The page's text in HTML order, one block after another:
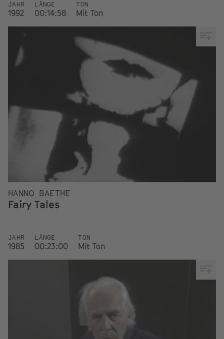
JAHR
1992
LÄNGE
00:14:58
TON
Mit Ton
HANNO BAETHE
Fairy Tales
JAHR
1985
LÄNGE
00:23:00
TON
Mit Ton